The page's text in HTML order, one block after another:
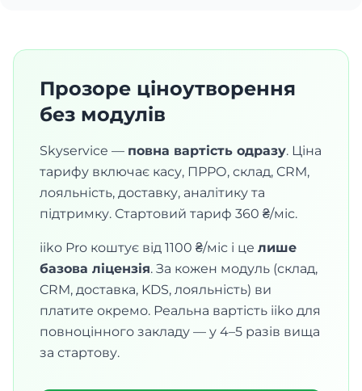
Прозоре ціноутворення
без модулів
Skyservice — повна вартість одразу. Ціна
тарифу включає касу, ПРРО, склад, CRM,
лояльність, доставку, аналітику та
підтримку. Стартовий тариф 360 ₴/міс.
iiko Pro коштує від 1100 ₴/міс і це лише
базова ліцензія. За кожен модуль (склад,
CRM, доставка, KDS, лояльність) ви
платите окремо. Реальна вартість iiko для
повноцінного закладу — у 4–5 разів вища
за стартову.